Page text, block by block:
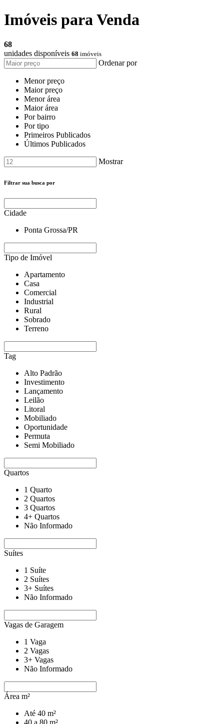
Imóveis para Venda
68
unidades disponíveis 68 imóveis
Ordenar por
Menor preço
Maior preço
Menor área
Maior área
Por bairro
Por tipo
Primeiros Publicados
Últimos Publicados
Mostrar
Filtrar sua busca por
Cidade
Ponta Grossa/PR
Tipo de Imóvel
Apartamento
Casa
Comercial
Industrial
Rural
Sobrado
Terreno
Tag
Alto Padrão
Investimento
Lançamento
Leilão
Litoral
Mobiliado
Oportunidade
Permuta
Semi Mobiliado
Quartos
1 Quarto
2 Quartos
3 Quartos
4+ Quartos
Não Informado
Suítes
1 Suíte
2 Suítes
3+ Suítes
Não Informado
Vagas de Garagem
1 Vaga
2 Vagas
3+ Vagas
Não Informado
Área m²
Até 40 m²
40 a 80 m²